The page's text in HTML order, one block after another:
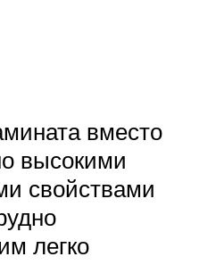
вместо
высокими
свойствами
легко